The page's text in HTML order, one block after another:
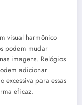
visual harmônico
podem mudar
imagens. Relógios
adicionar
excessiva para essas
eficaz.